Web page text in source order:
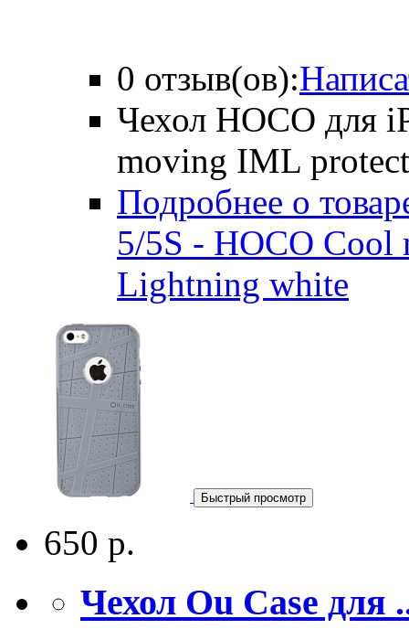
0 отзыв(ов):
Чехол HOCO для
moving IML
Подробнее о
5/5S - HOCO Cool
Lightning white
Быстрый просмотр
650 р.
Чехол Ou Case для